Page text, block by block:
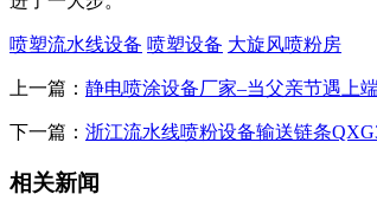
喷塑流水线设备 喷塑设备 大旋风喷粉房
上一篇： 静电喷涂设备厂家–当父亲节遇上
下一篇： 浙江流水线喷粉设备输送链条
相关新闻